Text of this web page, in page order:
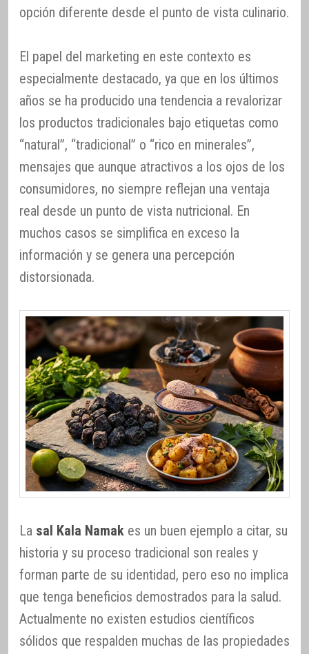
opción diferente desde el punto de vista culinario.
El papel del marketing en este contexto es
especialmente destacado, ya que en los últimos
años se ha producido una tendencia a revalorizar
los productos tradicionales bajo etiquetas como
“natural”, “tradicional” o “rico en minerales”,
mensajes que aunque atractivos a los ojos de los
consumidores, no siempre reflejan una ventaja
real desde un punto de vista nutricional. En
muchos casos se simplifica en exceso la
información y se genera una percepción
distorsionada.
La sal Kala Namak es un buen ejemplo a citar, su
historia y su proceso tradicional son reales y
forman parte de su identidad, pero eso no implica
que tenga beneficios demostrados para la salud.
Actualmente no existen estudios científicos
sólidos que respalden muchas de las propiedades